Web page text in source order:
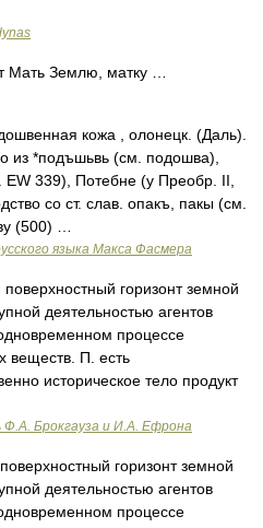
Мать Землю, матку …
кожа , олонецк. (Даль).
из *подъшьвь (см. подошва),
339), Потебне (у Преобр. II,
со ст. слав. опакъ, пакы (см.
(500) …
языка Макса Фасмера
горизонт земной
деятельностью агентов
процессе
веществ. П. есть
историческое тело продукт
Ф.А. Брокгауза и И.А. Ефрона
горизонт земной
деятельностью агентов
процессе